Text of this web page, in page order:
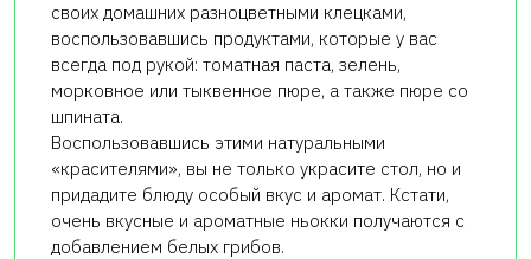
своих домашних разноцветными клецками,
воспользовавшись продуктами, которые у вас
всегда под рукой: томатная паста, зелень,
морковное или тыквенное пюре, а также пюре со
шпината.
Воспользовавшись этими натуральными
«красителями», вы не только украсите стол, но и
придадите блюду особый вкус и аромат. Кстати,
очень вкусные и ароматные ньокки получаются с
добавлением белых грибов.